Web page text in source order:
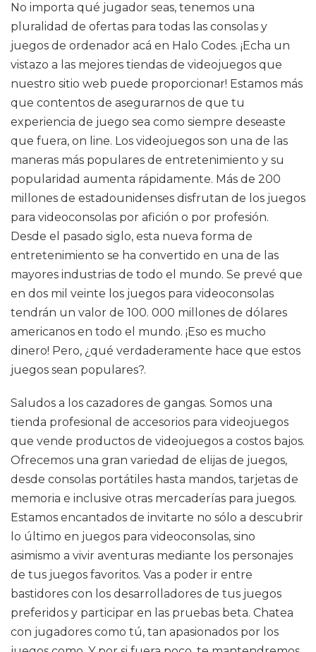
No importa qué jugador seas, tenemos una
pluralidad de ofertas para todas las consolas y
juegos de ordenador acá en Halo Codes. ¡Echa un
vistazo a las mejores tiendas de videojuegos que
nuestro sitio web puede proporcionar! Estamos más
que contentos de asegurarnos de que tu
experiencia de juego sea como siempre deseaste
que fuera, on line. Los videojuegos son una de las
maneras más populares de entretenimiento y su
popularidad aumenta rápidamente. Más de 200
millones de estadounidenses disfrutan de los juegos
para videoconsolas por afición o por profesión.
Desde el pasado siglo, esta nueva forma de
entretenimiento se ha convertido en una de las
mayores industrias de todo el mundo. Se prevé que
en dos mil veinte los juegos para videoconsolas
tendrán un valor de 100. 000 millones de dólares
americanos en todo el mundo. ¡Eso es mucho
dinero! Pero, ¿qué verdaderamente hace que estos
juegos sean populares?.
Saludos a los cazadores de gangas. Somos una
tienda profesional de accesorios para videojuegos
que vende productos de videojuegos a costos bajos.
Ofrecemos una gran variedad de elijas de juegos,
desde consolas portátiles hasta mandos, tarjetas de
memoria e inclusive otras mercaderías para juegos.
Estamos encantados de invitarte no sólo a descubrir
lo último en juegos para videoconsolas, sino
asimismo a vivir aventuras mediante los personajes
de tus juegos favoritos. Vas a poder ir entre
bastidores con los desarrolladores de tus juegos
preferidos y participar en las pruebas beta. Chatea
con jugadores como tú, tan apasionados por los